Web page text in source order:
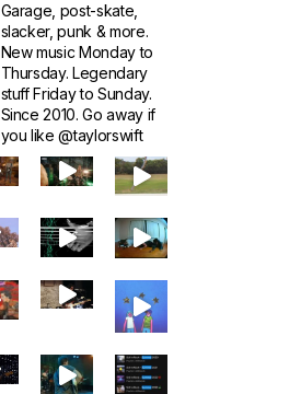
Garage, post-skate,
slacker, punk & more.
New music Monday to
Thursday. Legendary
stuff Friday to Sunday.
Since 2010. Go away if
you like @taylorswift